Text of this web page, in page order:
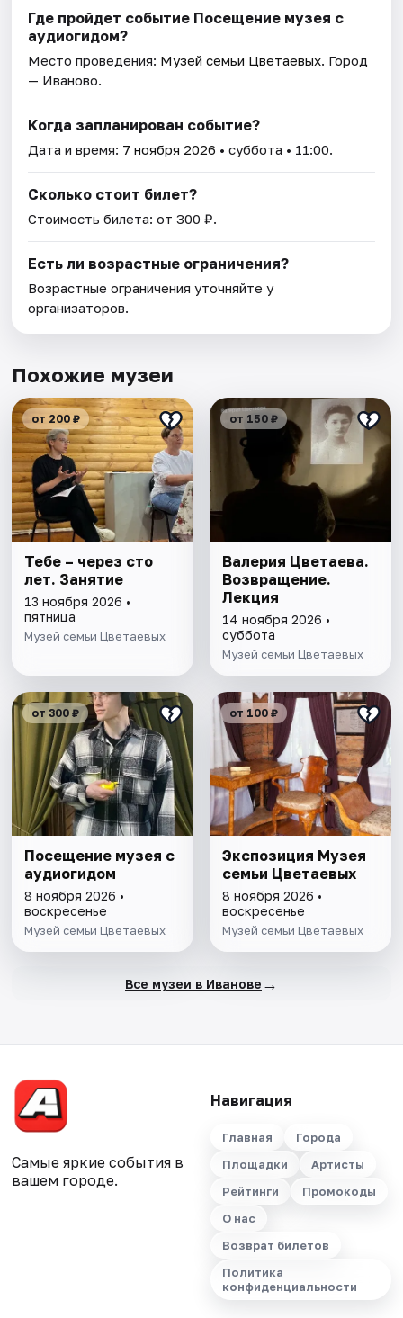
Где пройдет событие Посещение музея с
аудиогидом?
Место проведения: Музей семьи Цветаевых. Город
— Иваново.
Когда запланирован событие?
Дата и время: 7 ноября 2026 • суббота • 11:00.
Сколько стоит билет?
Стоимость билета: от 300 ₽.
Есть ли возрастные ограничения?
Возрастные ограничения уточняйте у
организаторов.
Похожие музеи
от 200 ₽
Тебе – через сто
лет. Занятие
13 ноября 2026 •
пятница
Музей семьи Цветаевых
от 150 ₽
Валерия Цветаева.
Возвращение.
Лекция
14 ноября 2026 •
суббота
Музей семьи Цветаевых
от 300 ₽
Посещение музея с
аудиогидом
8 ноября 2026 •
воскресенье
Музей семьи Цветаевых
от 100 ₽
Экспозиция Музея
семьи Цветаевых
8 ноября 2026 •
воскресенье
Музей семьи Цветаевых
Все музеи в Иванове →
Самые яркие события в
вашем городе.
Навигация
Главная
Города
Площадки
Артисты
Рейтинги
Промокоды
О нас
Возврат билетов
Политика
конфиденциальности